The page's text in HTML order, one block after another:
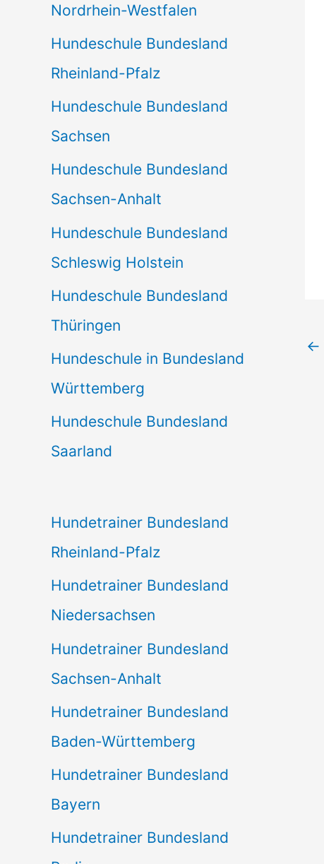
Nordrhein-Westfalen
Hundeschule Bundesland
Rheinland-Pfalz
Hundeschule Bundesland
Sachsen
Hundeschule Bundesland
Sachsen-Anhalt
Hundeschule Bundesland
Schleswig Holstein
Hundeschule Bundesland
Thüringen
Hundeschule in Bundesland
Württemberg
Hundeschule Bundesland
Saarland
Hundetrainer Bundesland
Rheinland-Pfalz
Hundetrainer Bundesland
Niedersachsen
Hundetrainer Bundesland
Sachsen-Anhalt
Hundetrainer Bundesland
Baden-Württemberg
Hundetrainer Bundesland
Bayern
Hundetrainer Bundesland
←